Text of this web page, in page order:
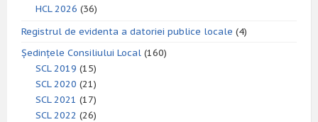
HCL 2026 (36)
Registrul de evidenta a datoriei publice locale (4)
Ședințele Consiliului Local (160)
SCL 2019 (15)
SCL 2020 (21)
SCL 2021 (17)
SCL 2022 (26)